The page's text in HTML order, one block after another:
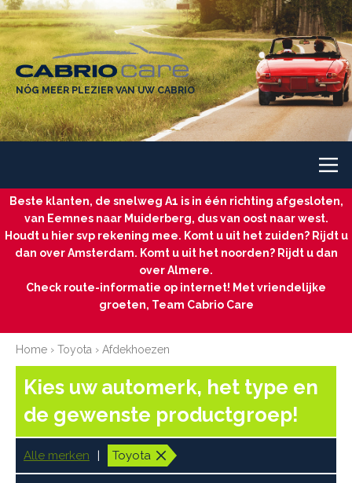
NÓG MEER PLEZIER VAN UW CABRIO
Beste klanten, de snelweg A1 is in één richting afgesloten,
van Eemnes naar Muiderberg, dus van oost naar west.
Houdt u hier svp rekening mee. Komt u uit het zuiden? Rijdt u
dan over Amsterdam. Komt u uit het noorden? Rijdt u dan
over Almere.
Check route-informatie op internet! Met vriendelijke
groeten, Team Cabrio Care
Home › Toyota › Afdekhoezen
Kies uw automerk, het type en
de gewenste productgroep!
Alle merken Toyota